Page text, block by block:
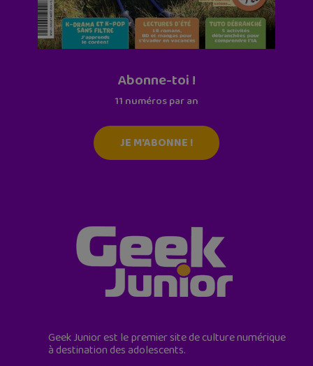
Abonne-toi !
11 numéros par an
JE M'ABONNE !
Geek Junior est le premier site de culture numérique
à destination des adolescents.